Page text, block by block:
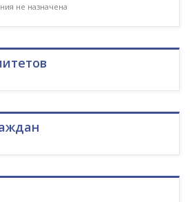
не назначена